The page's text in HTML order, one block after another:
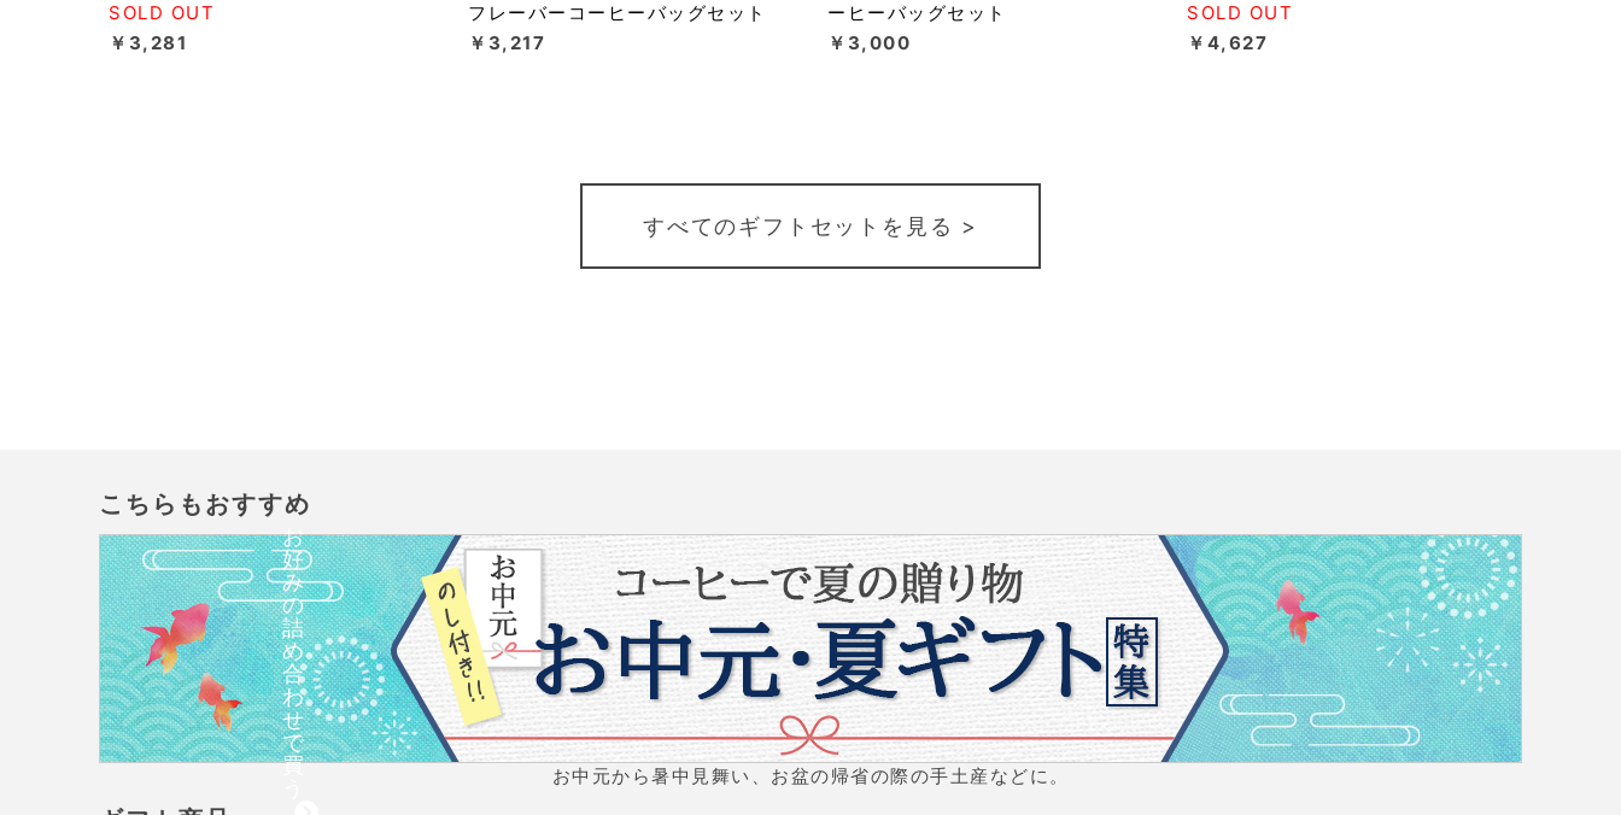
SOLD OUT
￥3,281
フレーバーコーヒーバッグセット
￥3,217
ーヒーバッグセット
￥3,000
SOLD OUT
￥4,627
すべてのギフトセットを見る >
こちらもおすすめ
お中元から暑中見舞い、お盆の帰省の際の手土産などに。
お
好
み
の
詰
め
合
わ
せ
で
買